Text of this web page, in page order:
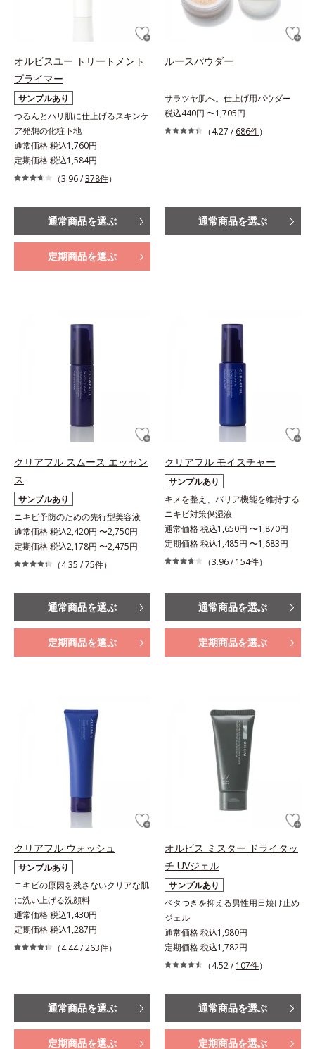
オルビスユー トリートメント
プライマー
サンプルあり
つるんとハリ肌に仕上げるスキンケ
ア発想の化粧下地
通常価格 税込1,760円
定期価格 税込1,584円
（3.96 /378件）
通常商品を選ぶ
定期商品を選ぶ
ルースパウダー
サラツヤ肌へ。仕上げ用パウダー
税込440円 〜1,705円
（4.27 / 686件）
通常商品を選ぶ
クリアフル スムース エッセン
ス
サンプルあり
ニキビ予防のための先行型美容液
通常価格 税込2,420円 〜2,750円
定期価格 税込2,178円 〜2,475円
（4.35 /75件）
通常商品を選ぶ
定期商品を選ぶ
クリアフル モイスチャー
サンプルあり
キメを整え、バリア機能を維持する
ニキビ対策保湿液
通常価格 税込1,650円 〜1,870円
定期価格 税込1,485円 〜1,683円
（3.96 / 154件）
通常商品を選ぶ
定期商品を選ぶ
クリアフル ウォッシュ
サンプルあり
ニキビの原因を残さないクリアな肌
に洗い上げる洗顔料
通常価格 税込1,430円
定期価格 税込1,287円
（4.44 /263件）
通常商品を選ぶ
定期商品を選ぶ
オルビス ミスター ドライタッ
チ UVジェル
サンプルあり
ベタつきを抑える男性用日焼け止め
ジェル
通常価格 税込1,980円
定期価格 税込1,782円
（4.52 / 107件）
通常商品を選ぶ
定期商品を選ぶ